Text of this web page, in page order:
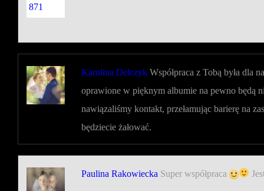
Karolina Delczyk Współpraca z Tobą była dla
oprawione w pięknym albumie na pewno będą
nawiązaliśmy kontakt, przełamując barierę na
będziecie żałować.
Paulina Rakowiecka Super współpraca